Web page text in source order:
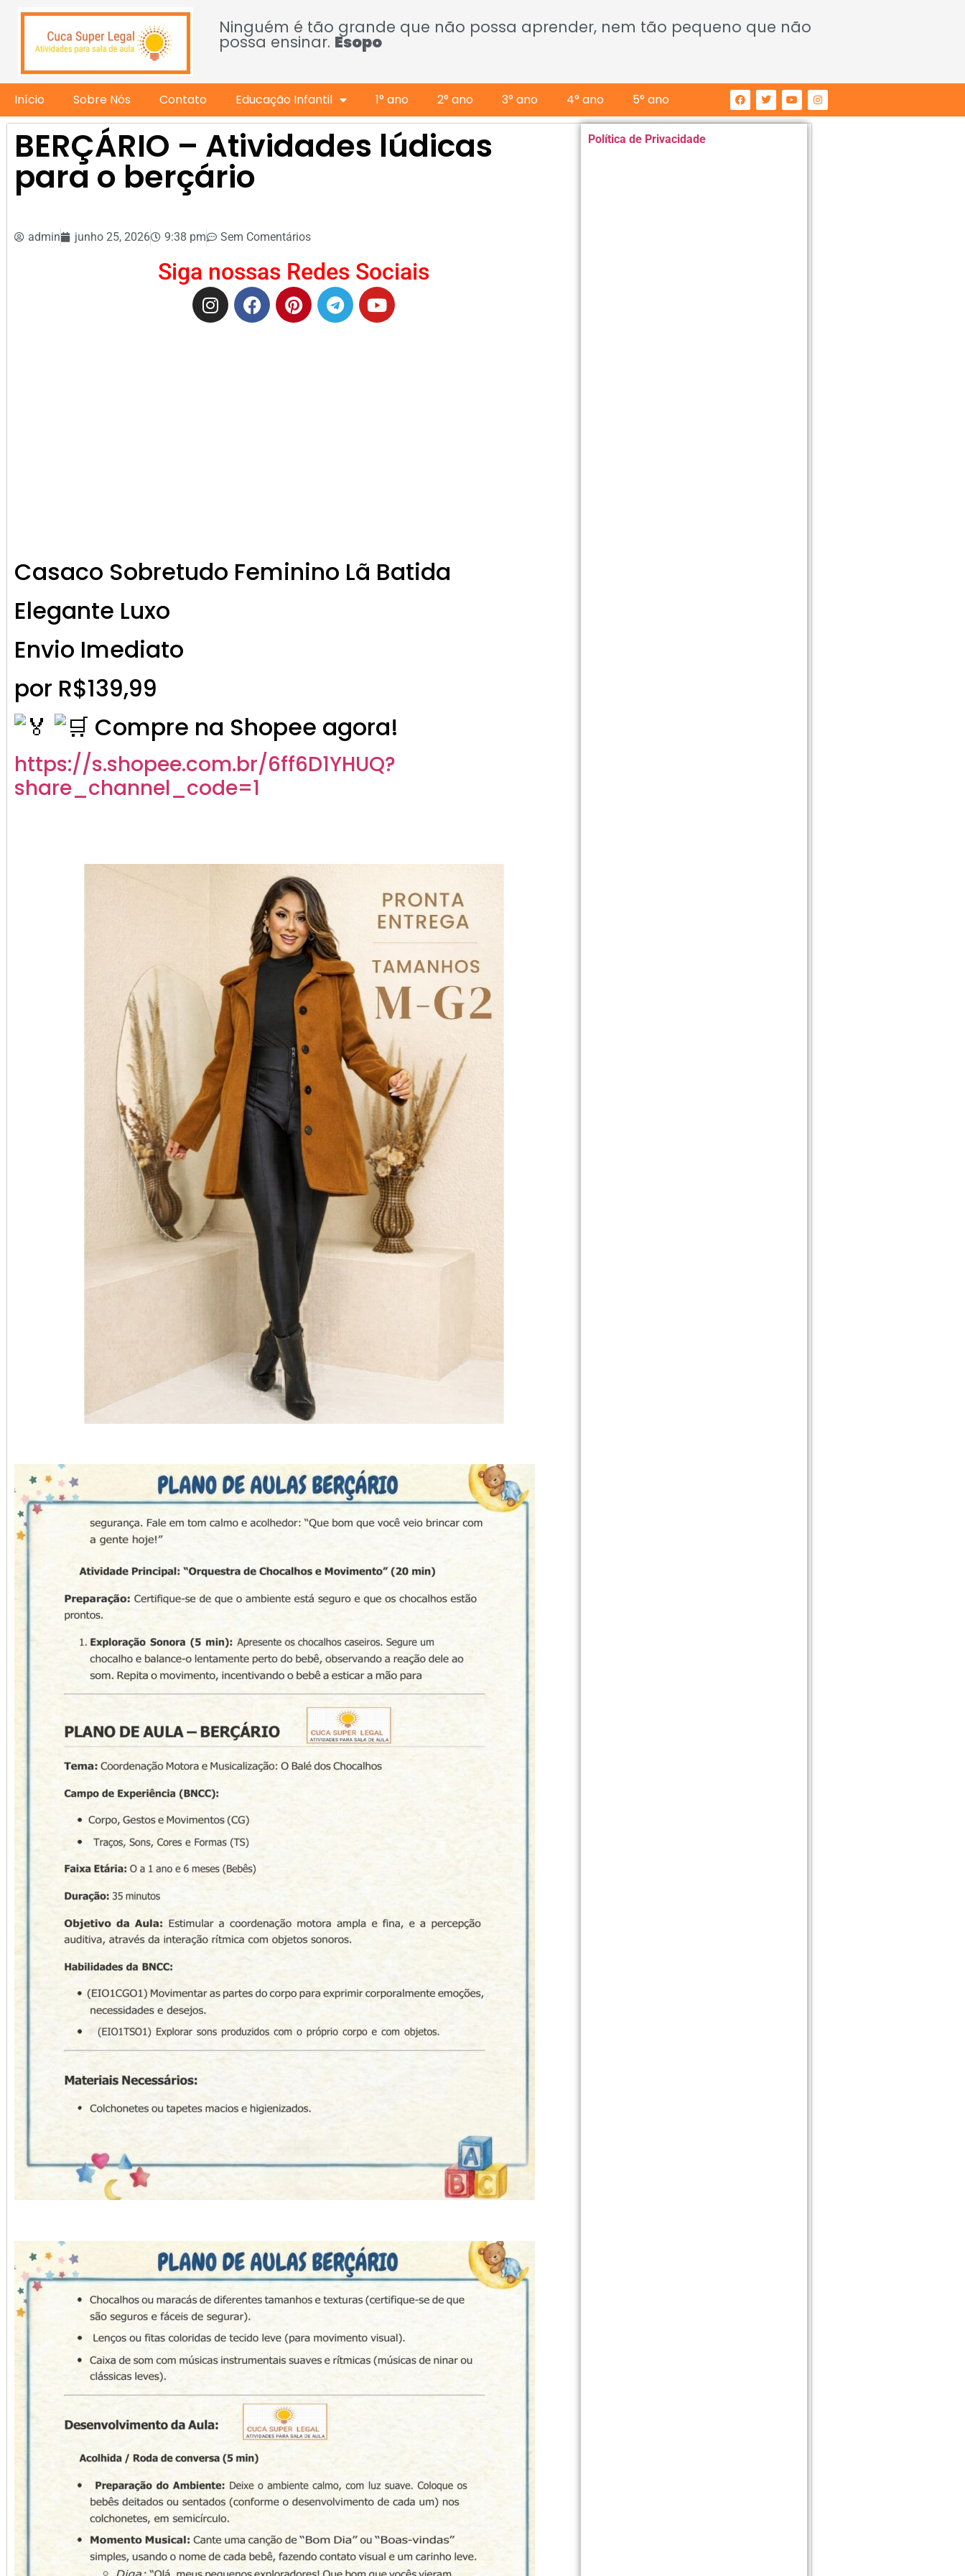
Ninguém é tão grande que não possa aprender, nem tão pequeno que não
possa ensinar. Esopo
Início Sobre Nós Contato Educação Infantil 1° ano 2° ano 3° ano 4° ano 5° ano
BERÇÁRIO – Atividades lúdicas
para o berçário
admin junho 25, 2026 9:38 pm Sem Comentários
Siga nossas Redes Sociais
Casaco Sobretudo Feminino Lã Batida
Elegante Luxo
Envio Imediato
por R$139,99
Compre na Shopee agora!
https://s.shopee.com.br/6ff6D1YHUQ?
share_channel_code=1
Política de Privacidade